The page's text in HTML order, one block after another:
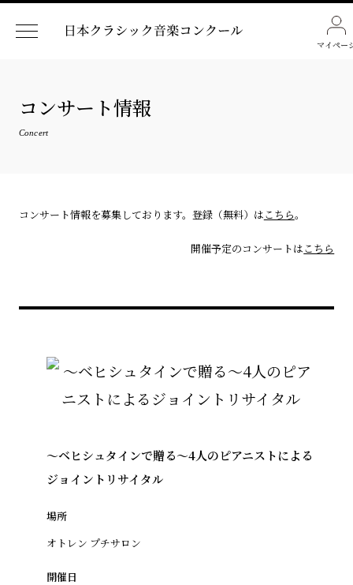
マイペー
コンサート情報
Concert
コンサート情報を募集しております。登録（無料）はこちら。
開催予定のコンサートはこちら
〜ベヒシュタインで贈る〜4人のピアニストによる
ジョイントリサイタル
場所
オトレン プチサロン
開催日